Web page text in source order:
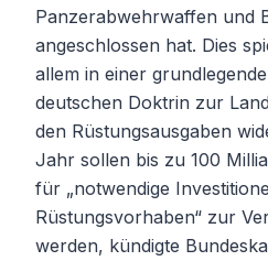
Panzerabwehrwaffen und
angeschlossen hat. Dies
allem in einer
deutschen Doktrin zur
den Rüstungsausgaben
Jahr sollen bis zu 100
für „notwendige
Rüstungsvorhaben“ zur
werden, kündigte